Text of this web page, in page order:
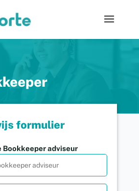
formulier
Bookkeeper adviseur